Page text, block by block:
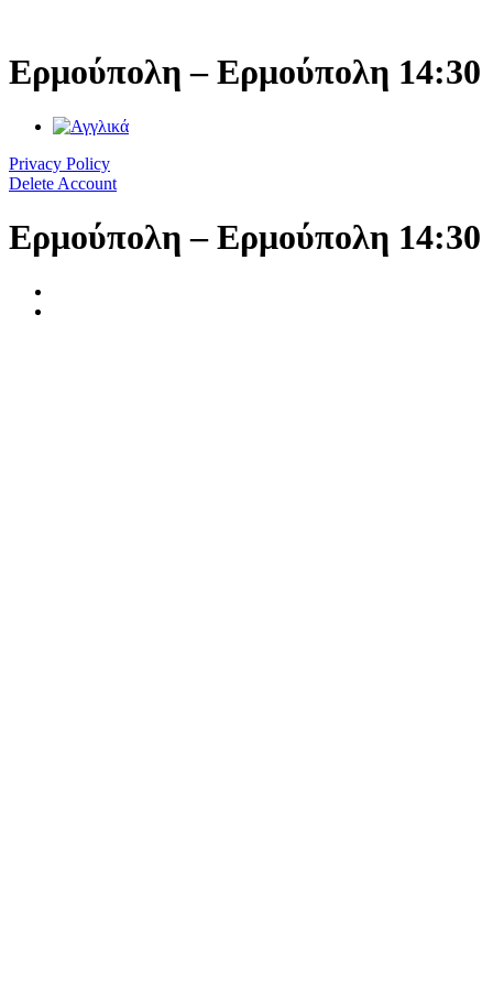
περιεχόμενο
Ερμούπολη – Ερμούπολη 14:30
Privacy Policy
Delete Account
Ερμούπολη – Ερμούπολη 14:30